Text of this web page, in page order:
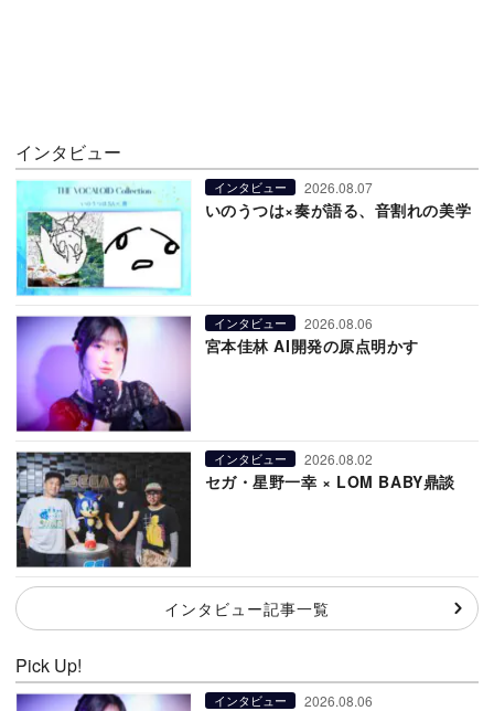
インタビュー
インタビュー 2026.08.07
いのうつは×奏が語る、音割れの美学
インタビュー 2026.08.06
宮本佳林 AI開発の原点明かす
インタビュー 2026.08.02
セガ・星野一幸 × LOM BABY鼎談
インタビュー記事一覧
Pick Up!
インタビュー 2026.08.06